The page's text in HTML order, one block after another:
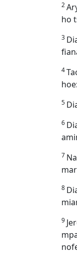
2
ho
3
4
5
6
7
8
9